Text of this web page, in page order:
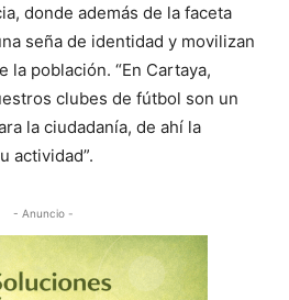
donde además de la faceta
seña de identidad y movilizan
la población. “En Cartaya,
clubes de fútbol son un
la ciudadanía, de ahí la
actividad”.
- Anuncio -